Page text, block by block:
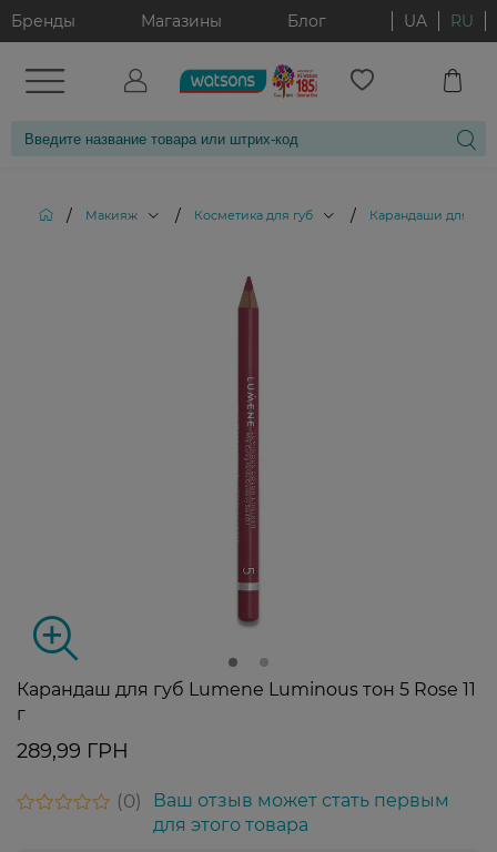
Бренды Магазины Блог UA RU
/ Макияж / Косметика для губ / Карандаши для губ
Карандаш для губ Lumene Luminous тон 5 Rose 11
г
289,99 ГРН
0
Ваш отзыв может стать первым
для этого товара